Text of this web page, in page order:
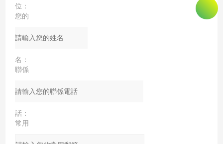
位：
您的
姓
名：
聯係
電
話：
常用